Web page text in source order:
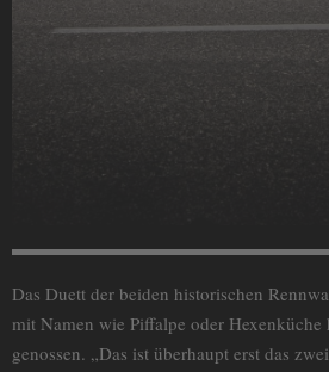
Das Duett der beiden historischen
mit Namen wie Piffalpe oder Hexenküche
genossen. „Das ist überhaupt erst das